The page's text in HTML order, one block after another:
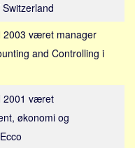
2003 været manager
and Controlling i
2001 været
økonomi og